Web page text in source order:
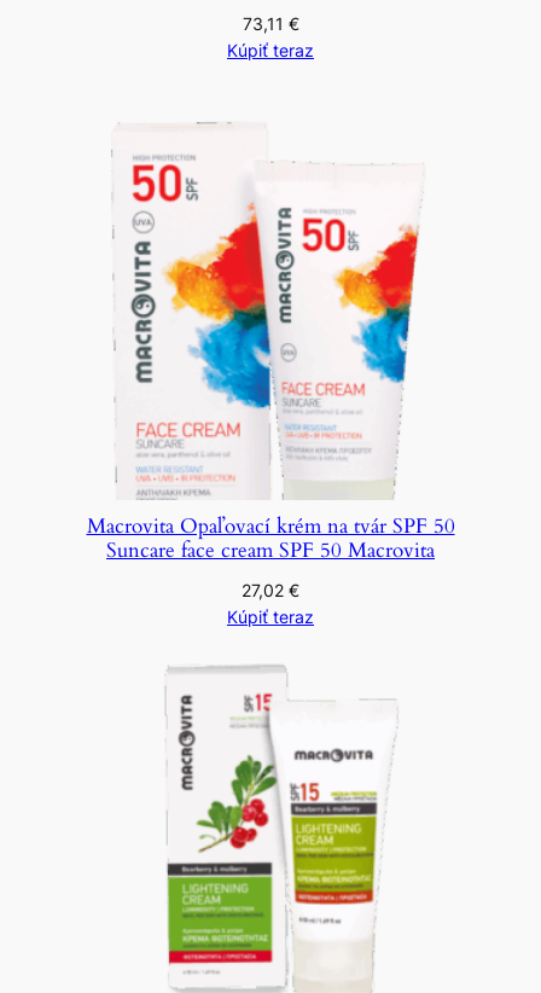
73,11 €
Kúpiť teraz
Macrovita Opaľovací krém na tvár SPF 50
Suncare face cream SPF 50 Macrovita
27,02 €
Kúpiť teraz